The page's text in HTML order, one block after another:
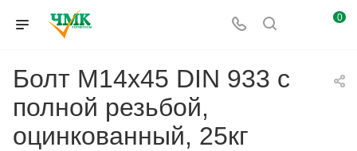
0
Болт М14x45 DIN 933 с
полной резьбой,
оцинкованный, 25кг